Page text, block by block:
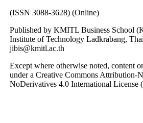
(ISSN 3088-3628) (Online)
Published by KMITL Business School
Institute of Technology Ladkrabang,
jibis@kmitl.ac.th
Except where otherwise noted, content
under a Creative Commons Attribution-
NoDerivatives 4.0 International